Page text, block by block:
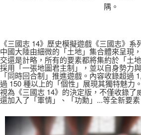
隅。
《三國志 14》歷史模擬遊戲《三國志》
中國大陸由細微的「土地」集合體來呈現
交還是計略，所有的要素都將集約於「土
採用「一張地圖君主制」，並以自身勢力
「同時回合制」推進遊戲。內容收錄超過
過 150 種以上的「個性」展現其獨特魅力。
視為《三國志 14》的決定版，不僅收錄了
還加入了「軍情」、「功勳」...等全新要素